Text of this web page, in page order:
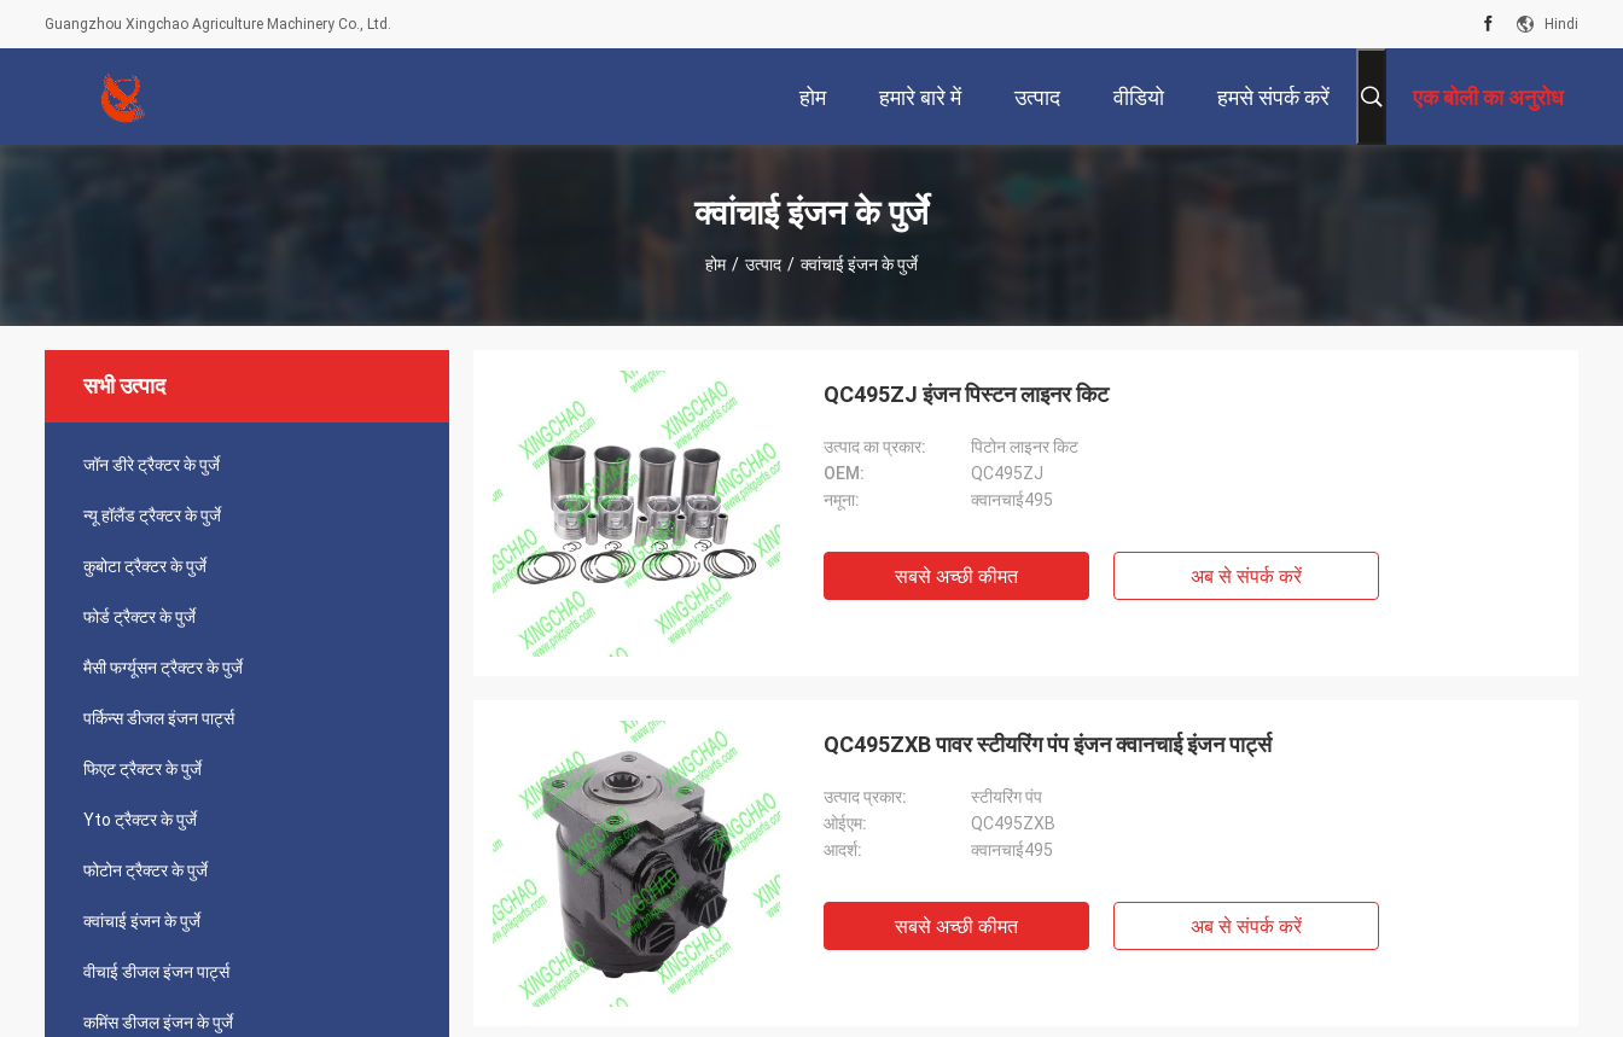
Guangzhou Xingchao Agriculture Machinery Co., Ltd. Hindi
होम हमारे बारे में उत्पाद वीडियो हमसे संपर्क करें एक बोली का अनुरोध
क्वांचाई इंजन के पुर्जे
होम / उत्पाद / क्वांचाई इंजन के पुर्जे
सभी उत्पाद
जॉन डीरे ट्रैक्टर के पुर्जे
न्यू हॉलैंड ट्रैक्टर के पुर्जे
कुबोटा ट्रैक्टर के पुर्जे
फोर्ड ट्रैक्टर के पुर्जे
मैसी फर्ग्यूसन ट्रैक्टर के पुर्जे
पर्किन्स डीजल इंजन पार्ट्स
फिएट ट्रैक्टर के पुर्जे
Yto ट्रैक्टर के पुर्जे
फोटोन ट्रैक्टर के पुर्जे
क्वांचाई इंजन के पुर्जे
वीचाई डीजल इंजन पार्ट्स
कमिंस डीजल इंजन के पुर्जे
QC495ZJ इंजन पिस्टन लाइनर किट
उत्पाद का प्रकार:
पिटोन लाइनर किट
OEM:
QC495ZJ
नमूना:
क्वानचाई495
सबसे अच्छी कीमत अब से संपर्क करें
QC495ZXB पावर स्टीयरिंग पंप इंजन क्वानचाई इंजन पार्ट्स
उत्पाद प्रकार:
स्टीयरिंग पंप
ओईएम:
QC495ZXB
आदर्श:
क्वानचाई495
सबसे अच्छी कीमत अब से संपर्क करें